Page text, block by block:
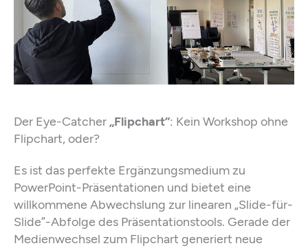
Der Eye-Catcher „Flipchart”: Kein Workshop ohne
Flipchart, oder?
Es ist das perfekte Ergänzungsmedium zu
PowerPoint-Präsentationen und bietet eine
willkommene Abwechslung zur linearen „Slide-für-
Slide”-Abfolge des Präsentationstools. Gerade der
Medienwechsel zum Flipchart generiert neue